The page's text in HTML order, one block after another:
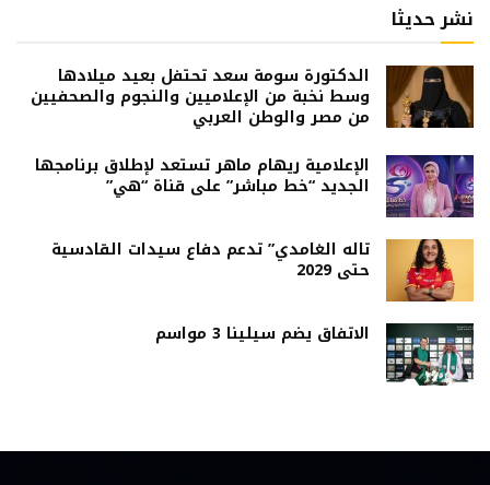
نشر حديثا
الدكتورة سومة سعد تحتفل بعيد ميلادها
وسط نخبة من الإعلاميين والنجوم والصحفيين
من مصر والوطن العربي
الإعلامية ريهام ماهر تستعد لإطلاق برنامجها
الجديد “خط مباشر” على قناة “هي”
تاله الغامدي” تدعم دفاع سيدات القادسية
حتى 2029
الاتفاق يضم سيلينا 3 مواسم